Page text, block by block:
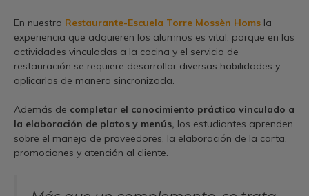
En nuestro Restaurante-Escuela Torre Mossèn Homs la
experiencia que adquieren los alumnos es vital, porque en las
actividades vinculadas a la cocina y el servicio de
restauración se requiere desarrollar diversas habilidades y
aplicarlas de manera sincronizada.
Además de completar el conocimiento práctico vinculado a
la elaboración de platos y menús, los estudiantes aprenden
sobre el manejo de proveedores, la elaboración de la carta,
promociones y atención al cliente.